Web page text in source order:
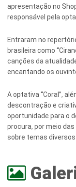
apresentação no
responsável pela
Entraram no
brasileira como
canções da
encantando os
A optativa “Coral”,
descontração e
oportunidade para o
procura, por meio
sobre temas